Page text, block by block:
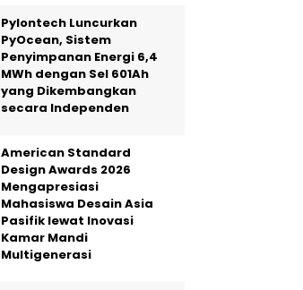
Pylontech Luncurkan
PyOcean, Sistem
Penyimpanan Energi 6,4
MWh dengan Sel 601Ah
yang Dikembangkan
secara Independen
American Standard
Design Awards 2026
Mengapresiasi
Mahasiswa Desain Asia
Pasifik lewat Inovasi
Kamar Mandi
Multigenerasi